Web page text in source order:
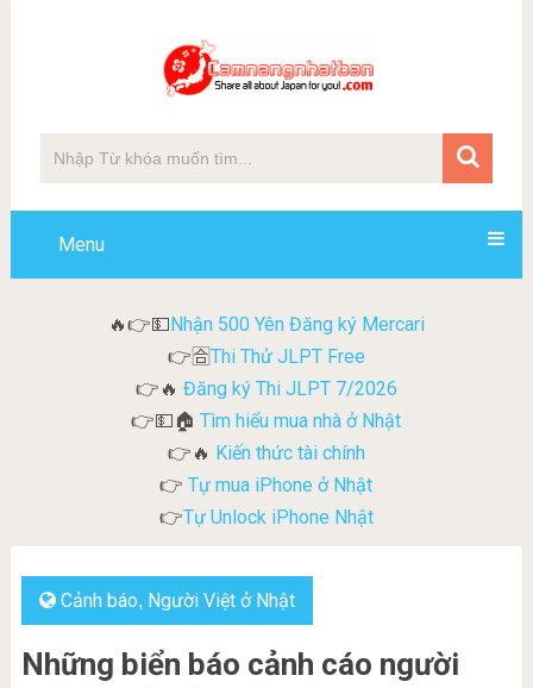
Menu
🔥👉💵Nhận 500 Yên Đăng ký Mercari
👉🈴Thi Thử JLPT Free
👉🔥 Đăng ký Thi JLPT 7/2026
👉💵🏠Tìm hiểu mua nhà ở Nhật
👉🔥 Kiến thức tài chính
👉 Tự mua iPhone ở Nhật
👉Tự Unlock iPhone Nhật
Cảnh báo, Người Việt ở Nhật
Những biển báo cảnh cáo người